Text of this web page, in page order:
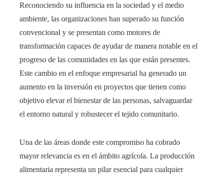
Reconociendo su influencia en la sociedad y el medio
ambiente, las organizaciones han superado su función
convencional y se presentan como motores de
transformación capaces de ayudar de manera notable en el
progreso de las comunidades en las que están presentes.
Este cambio en el enfoque empresarial ha generado un
aumento en la inversión en proyectos que tienen como
objetivo elevar el bienestar de las personas, salvaguardar
el entorno natural y robustecer el tejido comunitario.
Una de las áreas donde este compromiso ha cobrado
mayor relevancia es en el ámbito agrícola. La producción
alimentaria representa un pilar esencial para cualquier